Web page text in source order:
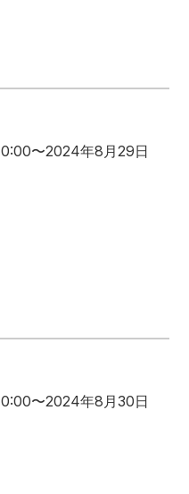
〜2024年8月29日
〜2024年8月30日